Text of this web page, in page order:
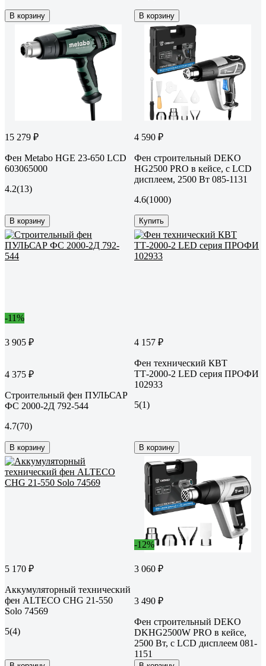
В корзину В корзину
15 279 ₽
Фен Metabo HGE 23-650 LCD
603065000
4.2(13)
В корзину
4 590 ₽
Фен строительный DEKO
HG2500 PRO в кейсе, с LCD
дисплеем, 2500 Вт 085-1131
4.6(1000)
Купить
-11%
3 905 ₽
4 375 ₽
Строительный фен ПУЛЬСАР
ФС 2000-2Д 792-544
4.7(70)
В корзину
4 157 ₽
Фен технический КВТ
ТТ-2000-2 LED серия ПРОФИ
102933
5(1)
В корзину
5 170 ₽
Аккумуляторный технический
фен ALTECO CHG 21-550
Solo 74569
5(4)
-12%
3 060 ₽
3 490 ₽
Фен строительный DEKO
DKHG2500W PRO в кейсе,
2500 Вт, с LCD дисплеем 081-
1151